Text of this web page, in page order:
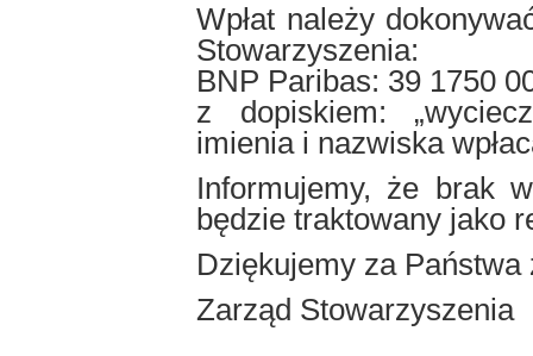
Wpłat należy
Stowarzyszenia:
BNP Paribas: 39 1750
z dopiskiem:
imienia i nazwiska
Informujemy, że brak
będzie traktowany jako
Dziękujemy za Państwa
Zarząd Stowarzyszenia